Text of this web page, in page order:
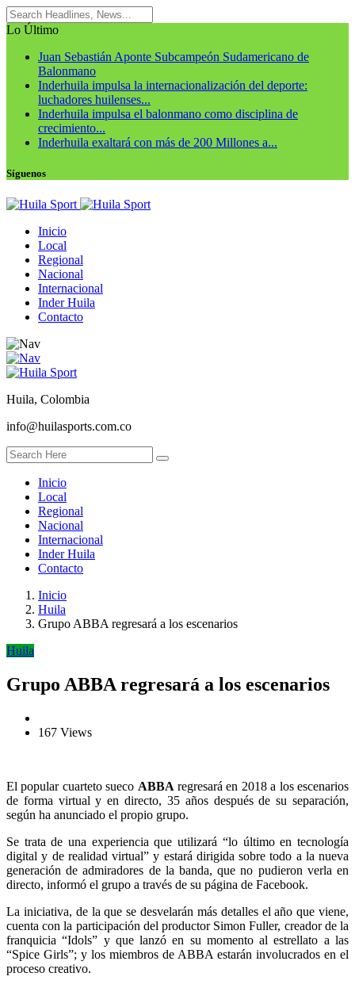
Lo Último
Juan Sebastián Aponte Subcampeón Sudamericano de
Balonmano
Inderhuila impulsa la internacionalización del deporte:
luchadores huilenses...
Inderhuila impulsa el balonmano como disciplina de
crecimiento...
Inderhuila exaltará con más de 200 Millones a...
Síguenos
Inicio
Local
Regional
Nacional
Internacional
Inder Huila
Contacto
Huila, Colombia
info@huilasports.com.co
Inicio
Local
Regional
Nacional
Internacional
Inder Huila
Contacto
Inicio
Huila
Grupo ABBA regresará a los escenarios
Huila
Grupo ABBA regresará a los escenarios
167 Views
El popular cuarteto sueco ABBA regresará en 2018 a los escenarios
de forma virtual y en directo, 35 años después de su separación,
según ha anunciado el propio grupo.
Se trata de una experiencia que utilizará “lo último en tecnología
digital y de realidad virtual” y estará dirigida sobre todo a la nueva
generación de admiradores de la banda, que no pudieron verla en
directo, informó el grupo a través de su página de Facebook.
La iniciativa, de la que se desvelarán más detalles el año que viene,
cuenta con la participación del productor Simon Fuller, creador de la
franquicia “Idols” y que lanzó en su momento al estrellato a las
“Spice Girls”; y los miembros de ABBA estarán involucrados en el
proceso creativo.